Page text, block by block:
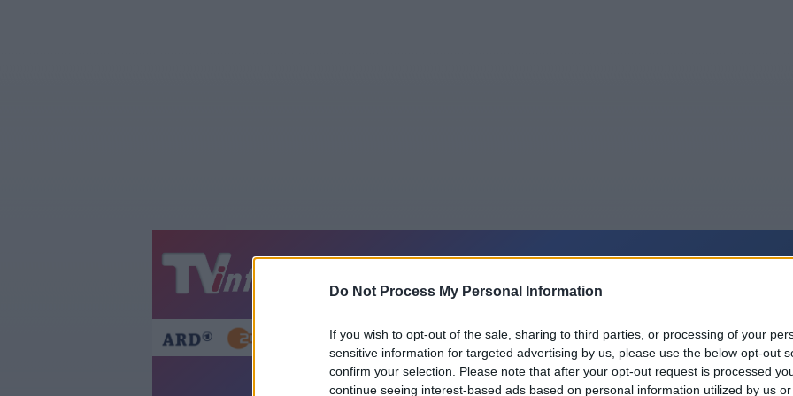
Do Not Process My Personal Information
If you wish to opt-out of the sale, sharing to third parties, or processing of your
sensitive information for targeted advertising by us, please use the below opt-out
confirm your selection. Please note that after your opt-out request is processed
continue seeing interest-based ads based on personal information utilized by us
Gestern Heute Fr Sa So Mo
Meine Stunden mit Leo - Spielfilm / Tragikomödie